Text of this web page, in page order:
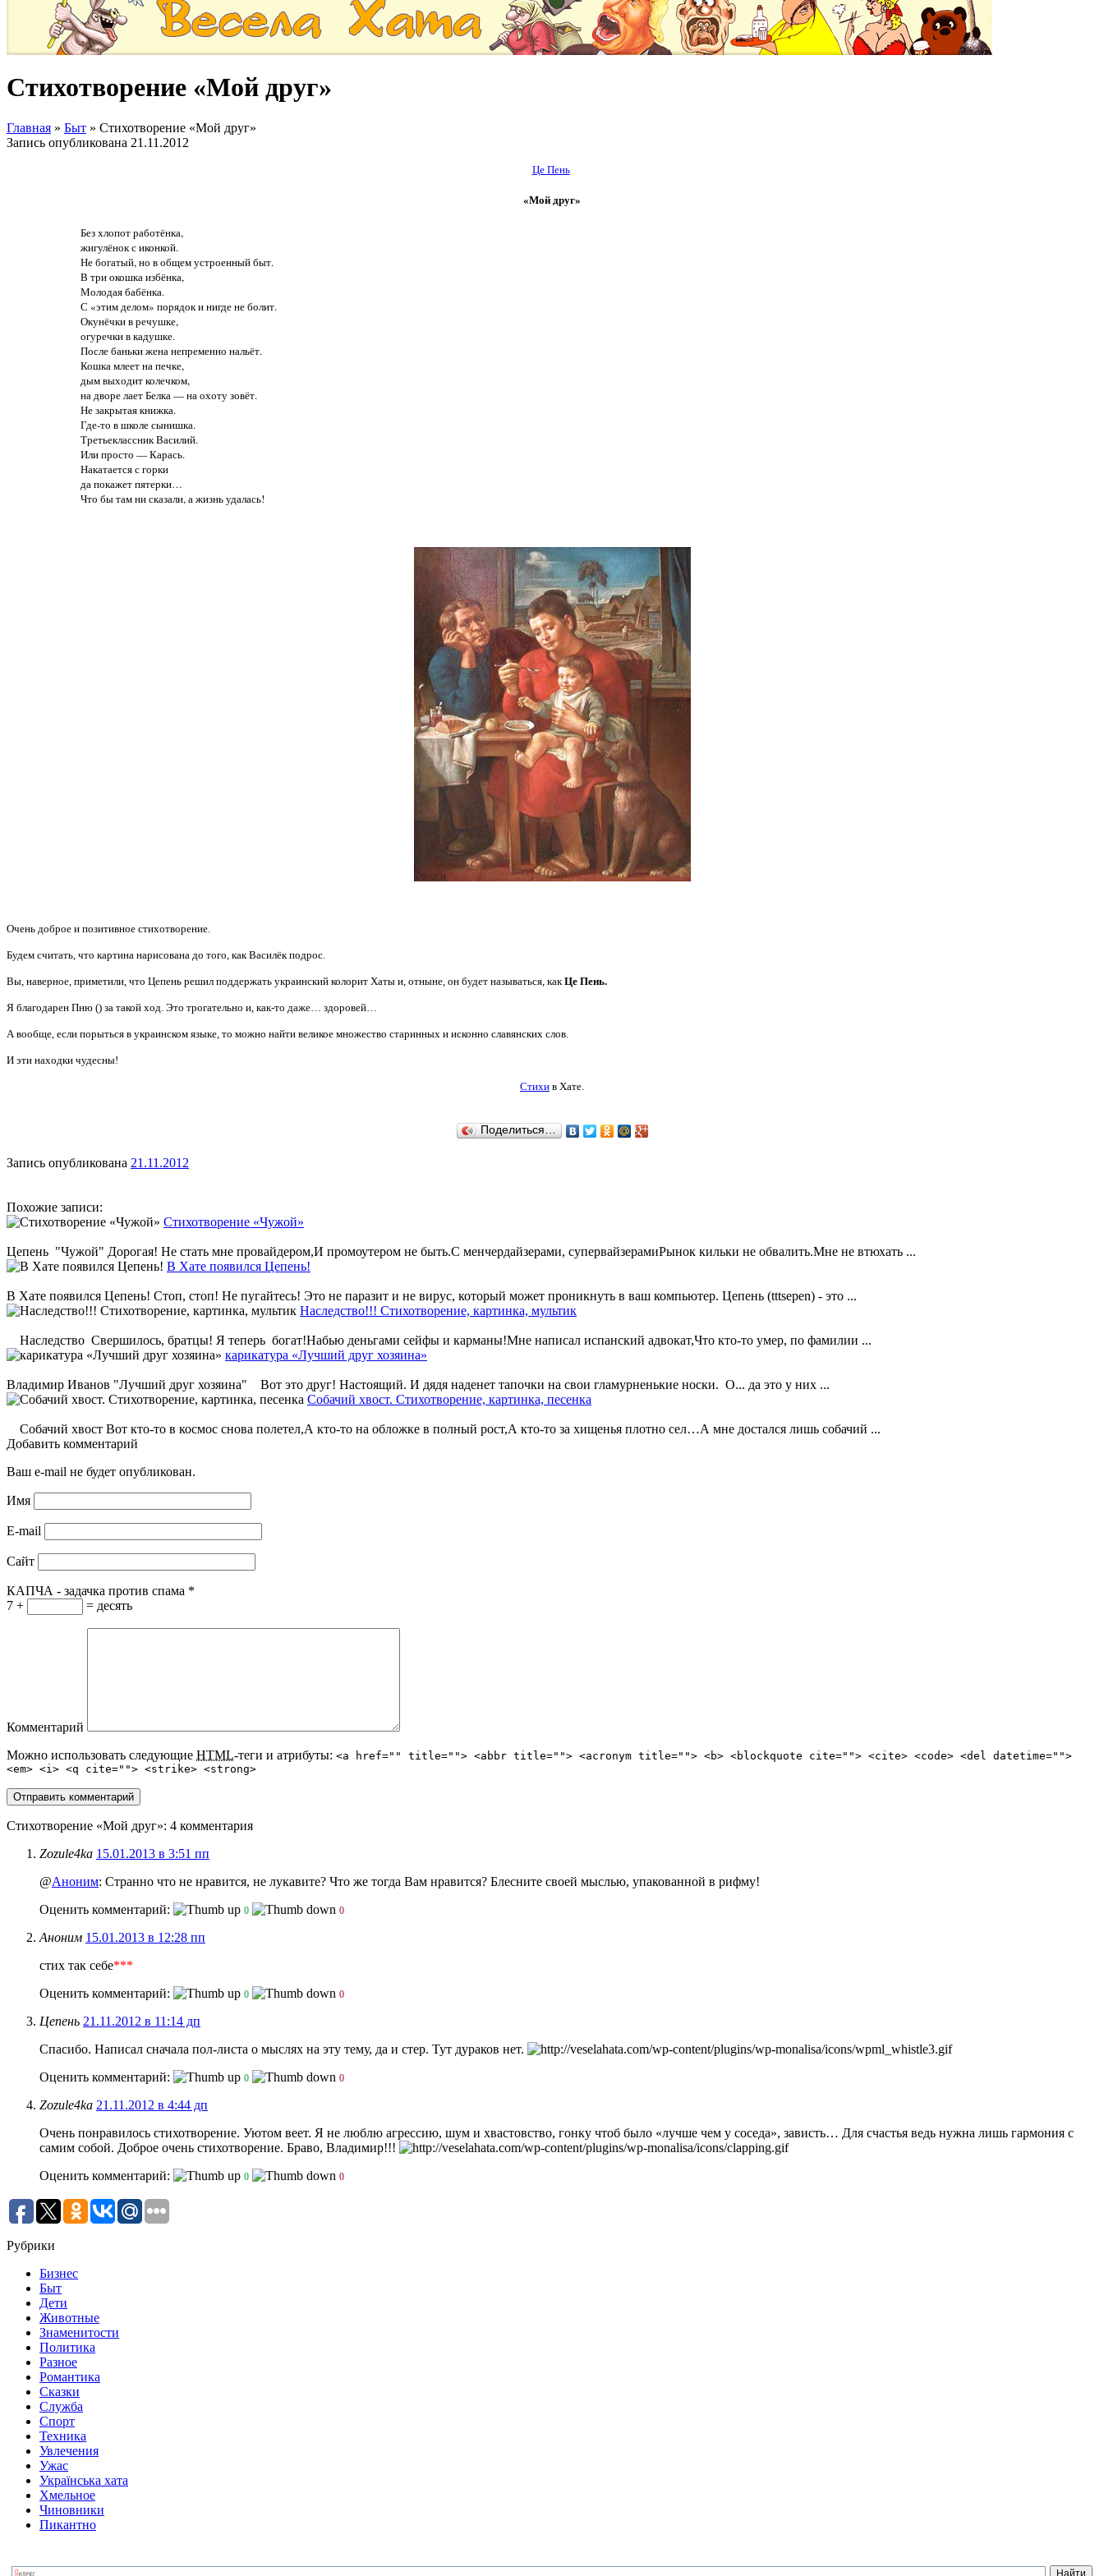
Стихотворение «Мой друг»
Главная » Быт » Стихотворение «Мой друг»
Запись опубликована 21.11.2012
Це Пень
«Мой друг»
Без хлопот работёнка,
жигулёнок с иконкой.
Не богатый, но в общем устроенный быт.
В три окошка избёнка,
Молодая бабёнка.
С «этим делом» порядок и нигде не болит.
Окунёчки в речушке,
огуречки в кадушке.
После баньки жена непременно нальёт.
Кошка млеет на печке,
дым выходит колечком,
на дворе лает Белка — на охоту зовёт.
Не закрытая книжка.
Где-то в школе сынишка.
Третьеклассник Василий.
Или просто — Карась.
Накатается с горки
да покажет пятерки…
Что бы там ни сказали, а жизнь удалась!
Очень доброе и позитивное стихотворение.
Будем считать, что картина нарисована до того, как Василёк подрос.
Вы, наверное, приметили, что Цепень решил поддержать украинский колорит Хаты и, отныне, он будет называться, как Це Пень.
Я благодарен Пню () за такой ход. Это трогательно и, как-то даже… здоровей…
А вообще, если порыться в украинском языке, то можно найти великое множество старинных и исконно славянских слов.
И эти находки чудесны!
Стихи в Хате.
Поделиться…
Запись опубликована 21.11.2012
Похожие записи:
Стихотворение «Чужой»
Цепень "Чужой" Дорогая! Не стать мне провайдером,И промоутером не быть.С менчердайзерами, супервайзерамиРынок кильки не обвалить.Мне не втюхать ...
В Хате появился Цепень!
В Хате появился Цепень! Стоп, стоп! Не пугайтесь! Это не паразит и не вирус, который может проникнуть в ваш компьютер. Цепень (tttsepen) - это ...
Наследство!!! Стихотворение, картинка, мультик
Наследство Свершилось, братцы! Я теперь богат!Набью деньгами сейфы и карманы!Мне написал испанский адвокат,Что кто-то умер, по фамилии ...
карикатура «Лучший друг хозяина»
Владимир Иванов "Лучший друг хозяина" Вот это друг! Настоящий. И дядя наденет тапочки на свои гламурненькие носки. О... да это у них ...
Собачий хвост. Стихотворение, картинка, песенка
Собачий хвост Вот кто-то в космос снова полетел,А кто-то на обложке в полный рост,А кто-то за хищенья плотно сел…А мне достался лишь собачий ...
Добавить комментарий
Ваш e-mail не будет опубликован.
Имя
E-mail
Сайт
КАПЧА - задачка против спама *
7 +
= десять
Комментарий
Можно использовать следующие HTML-теги и атрибуты: <a href="" title=""> <abbr title=""> <acronym title=""> <b> <blockquote cite=""> <cite> <code> <del datetime="">
<em> <i> <q cite=""> <strike> <strong>
Стихотворение «Мой друг»: 4 комментария
Zozule4ka 15.01.2013 в 3:51 пп
@Аноним: Странно что не нравится, не лукавите? Что же тогда Вам нравится? Блесните своей мыслью, упакованной в рифму!
Оценить комментарий:
0 0
Аноним 15.01.2013 в 12:28 пп
стих так себе***
Оценить комментарий:
0 0
Цепень 21.11.2012 в 11:14 дп
Спасибо. Написал сначала пол-листа о мыслях на эту тему, да и стер. Тут дураков нет.
Оценить комментарий:
0 0
Zozule4ka 21.11.2012 в 4:44 дп
Очень понравилось стихотворение. Уютом веет. Я не люблю агрессию, шум и хвастовство, гонку чтоб было «лучше чем у соседа», зависть… Для счастья ведь нужна лишь гармония с
самим собой. Доброе очень стихотворение. Браво, Владимир!!!
Оценить комментарий:
0 0
Рубрики
Бизнес
Быт
Дети
Животные
Знаменитости
Политика
Разное
Романтика
Сказки
Служба
Спорт
Техника
Увлечения
Ужас
Українська хата
Хмельное
Чиновники
Пикантно